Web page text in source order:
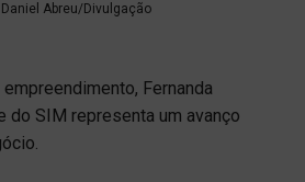
Daniel Abreu/Divulgação
Fernanda
do SIM representa um avanço